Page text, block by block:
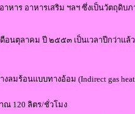
าหาร อาหารเสริม ฯลฯ ซึ่งเป็นวัตถุดิบภ
ดือนตุลาคม ปี ๒๕๕๓เป็นเวลาปีกว่าแล้ว
ลมร้อนแบบทางอ้อม (Indirect gas
ณ 120 ลิตร/ชั่วโมง